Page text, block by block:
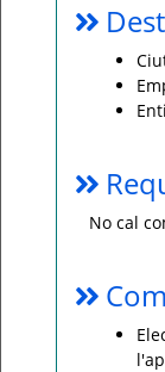
ajuntament.
No cal